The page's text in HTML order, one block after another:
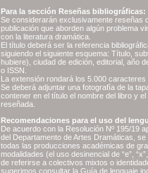
Para la sección Reseñas bibliográficas:
Se considerarán exclusivamente reseñas
publicación que aborden algún problema
con la literatura dramática.
El título deberá ser la referencia
siguiendo el siguiente esquema: Título,
hubiere), ciudad de edición, editorial, año
o ISSN.
La extensión rondará los 5.000
Se deberá adjuntar una fotografía de la
contener en el título el nombre del libro y
reseñada.
Recomendaciones para el uso del
De acuerdo con la Resolución Nº 195/19
del Departamento de Artes Dramáticas,
todas las producciones académicas de
modalidades (el uso desinencial de “e”,
de referirse a colectivos mixtos o
sugerimos consultar la Guía de lenguaje